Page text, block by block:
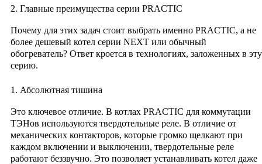
2. Главные преимущества серии PRACTIC
Почему для этих задач стоит выбрать именно PRACTIC, а не
более дешевый котел серии NEXT или обычный
обогреватель? Ответ кроется в технологиях, заложенных в эту
серию.
1. Абсолютная тишина
Это ключевое отличие. В котлах PRACTIC для коммутации
ТЭНов используются твердотельные реле. В отличие от
механических контакторов, которые громко щелкают при
каждом включении и выключении, твердотельные реле
работают беззвучно. Это позволяет устанавливать котел даже